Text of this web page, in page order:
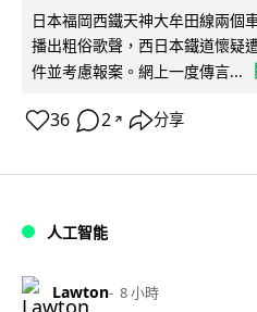
日本福岡西鐵天神大牟田線兩個
播出粗俗歌聲，西日本鐵道懷疑
件並考慮報案。網上一度傳言...
36 2 ↗ 分享
人工智能
Lawton 8 小時